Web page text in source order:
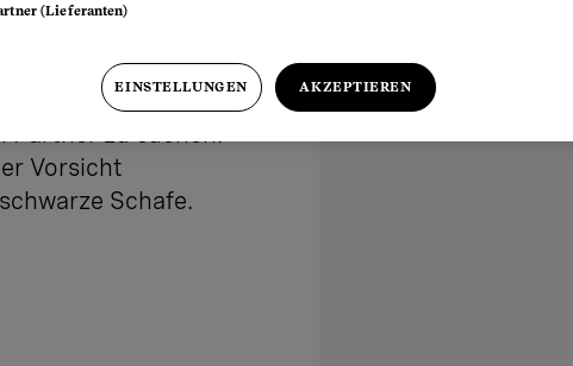
Partner zu suchen.
Vorsicht
Schafe.
(Lieferanten)
EINSTELLUNGEN AKZEPTIEREN